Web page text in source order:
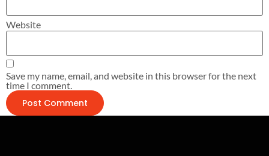
Website
Save my name, email, and website in this browser for the next
time I comment.